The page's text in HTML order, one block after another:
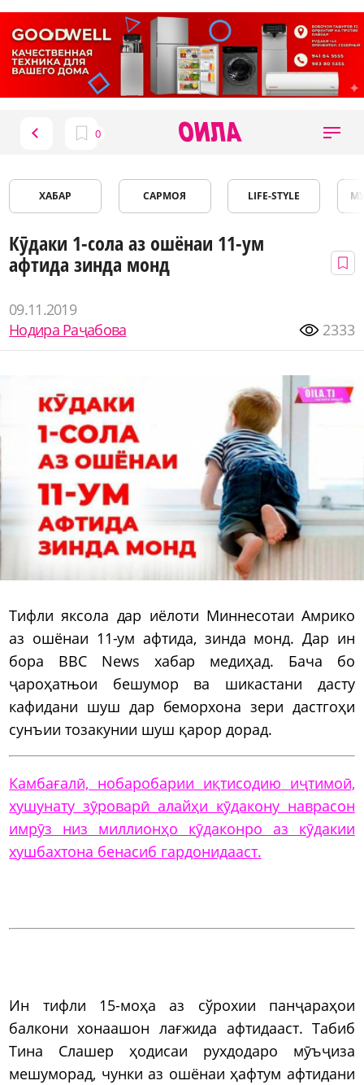
ХАБАР САРМОЯ LIFE-STYLE
Кӯдаки 1-сола аз ошёнаи 11-ум
афтида зинда монд
09.11.2019
Нодира Раҷабова
2333
Тифли яксола дар иёлоти Миннесотаи Амрико
аз ошёнаи 11-ум афтида, зинда монд. Дар ин
бора BBC News хабар медиҳад. Бача бо
ҷароҳатњои бешумор ва шикастани дасту
кафидани шуш дар беморхона зери дастгоҳи
сунъии тозакунии шуш қарор дорад.
Камбағалӣ, нобаробарии иқтисодию иҷтимоӣ,
хушунату зӯроварӣ алайҳи кӯдакону наврасон
имрӯз низ миллионҳо кӯдаконро аз кӯдакии
хушбахтона бенасиб гардонидааст.
Ин тифли 15-моҳа аз сўрохии панҷараҳои
балкони хонаашон лағжида афтидааст. Табиб
Тина Слашер ҳодисаи рухдодаро мӯъҷиза
мешуморад, чунки аз ошёнаи ҳафтум афтидани